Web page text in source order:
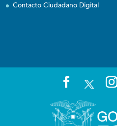
Contacto Ciudadano Digital